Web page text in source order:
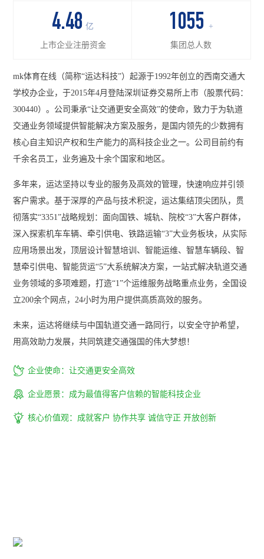
4.48 亿
上市企业注册资金
1055 +
集团总人数
mk体育在线（简称“运达科技”）起源于1992年创立的西南交通大
学校办企业，于2015年4月登陆深圳证券交易所上市（股票代码：
300440）。公司秉承“让交通更安全高效”的使命，致力于为轨道
交通业务领域提供智能解决方案及服务，是国内领先的少数拥有
核心自主知识产权和生产能力的高科技企业之一。公司目前约有
千余名员工，业务遍及十余个国家和地区。
多年来，运达坚持以专业的服务及高效的管理，快速响应并引领
客户需求。基于深厚的产品与技术积淀，运达集结顶尖团队，贯
彻落实“3351”战略规划：面向国铁、城轨、院校“3”大客户群体，
深入探索机车车辆、牵引供电、铁路运输“3”大业务板块，从实际
应用场景出发，顶层设计智慧培训、智能运维、智慧车辆段、智
慧牵引供电、智能货运“5”大系统解决方案，一站式解决轨道交通
业务领域的多项难题，打造“1”个运维服务战略重点业务，全国设
立200余个网点，24小时为用户提供高质高效的服务。
未来，运达将继续与中国轨道交通一路同行，以安全守护希望，
用高效助力发展，共同筑建交通强国的伟大梦想！
 企业使命：让交通更安全高效
 企业愿景：成为最值得客户信赖的智能科技企业
 核心价值观：成就客户 协作共享 诚信守正 开放创新